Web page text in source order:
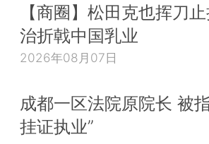
【商圈】松田克也挥刀
治折戟中国乳业
2026年08月07日
成都一区法院原院长 被
挂证执业”